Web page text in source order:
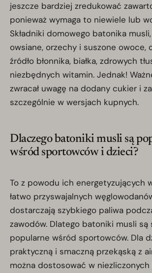
jeszcze bardziej zredukować
ponieważ wymaga to niewiele lub
Składniki domowego batonika
owsiane, orzechy i suszone owoce,
źródło błonnika, białka, zdrowych
niezbędnych witamin. Jednak!
zwracał uwagę na dodany cukier i
szczególnie w wersjach kupnych.
Dlaczego batoniki musli są
wśród sportowców i dzieci?
To z powodu ich energetyzujących
łatwo przyswajalnych
dostarczają szybkiego paliwa
zawodów. Dlatego batoniki musli są
popularne wśród sportowców. Dla
praktyczną i smaczną przekąską z
można dostosować w